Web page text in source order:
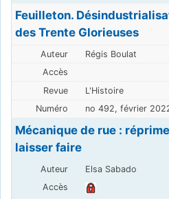
Feuilleton.
des Trente Glorieuses
Régis Boulat
L'Histoire
no 492, février
Mécanique de rue :
laisser faire
Elsa Sabado